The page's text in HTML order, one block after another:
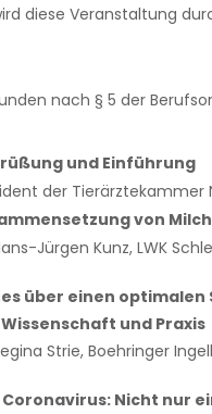
diese Veranstaltung
nach § 5 der
und Einführung
der Tierärztekammer
von
Jürgen Kunz, LWK
über einen optimalen
und Praxis
Strie, Boehringer
Coronavirus: Nicht nur